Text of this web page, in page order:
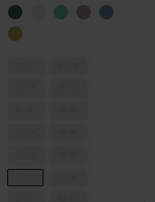
Field GreenGrape IceRetro Dusty LilacAstro Blue
Meadow